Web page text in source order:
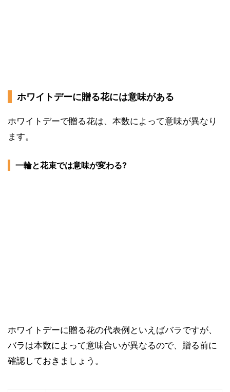
ホワイトデーに贈る花には意味がある
ホワイトデーで贈る花は、本数によって意味が異なり
ます。
一輪と花束では意味が変わる?
ホワイトデーに贈る花の代表例といえばバラですが、
バラは本数によって意味合いが異なるので、贈る前に
確認しておきましょう。